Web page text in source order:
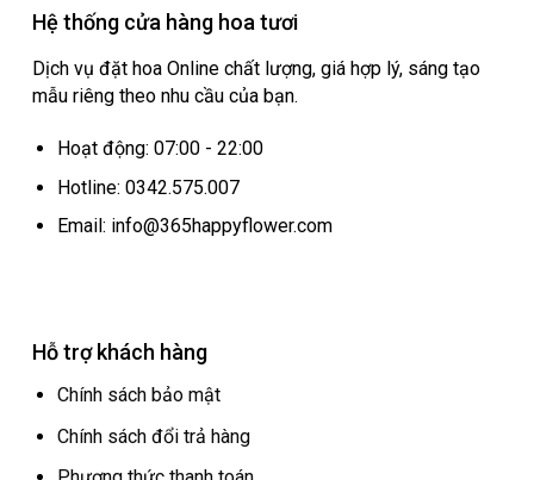
Hệ thống cửa hàng hoa tươi
Dịch vụ đặt hoa Online chất lượng, giá hợp lý, sáng tạo
mẫu riêng theo nhu cầu của bạn.
Hoạt động: 07:00 - 22:00
Hotline: 0342.575.007
Email: info@365happyflower.com
Hỗ trợ khách hàng
Chính sách bảo mật
Chính sách đổi trả hàng